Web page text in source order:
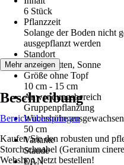
6 Stück
Pflanzzeit
Solange der Boden nicht
ausgepflanzt werden
Standort
Halbschatten, Sonne
Größe ohne Topf
10 cm - 15 cm
Anwendungsbereich
Gruppenpflanzung
Wuchshöhe
50 cm
Variante
Staude
EAN
Mehr anzeigen
Beschreibung
Bereich überspringen
Kaufen Sie den robusten und
Storchschnabel (Geranium
Webshop. Jetzt bestellen!